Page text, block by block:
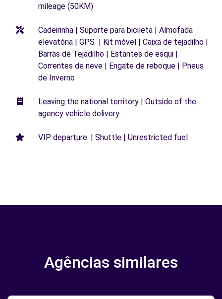
mileage (50KM)
Cadeirinha | Suporte para bicileta | Almofada
elevatória | GPS | Kit móvel | Caixa de tejadilho |
Barras de Tejadilho | Estantes de esqui |
Correntes de neve | Engate de reboque | Pneus
de Inverno
Leaving the national territory | Outside of the
agency vehicle delivery
VIP departure. | Shuttle | Unrestricted fuel
Agências similares